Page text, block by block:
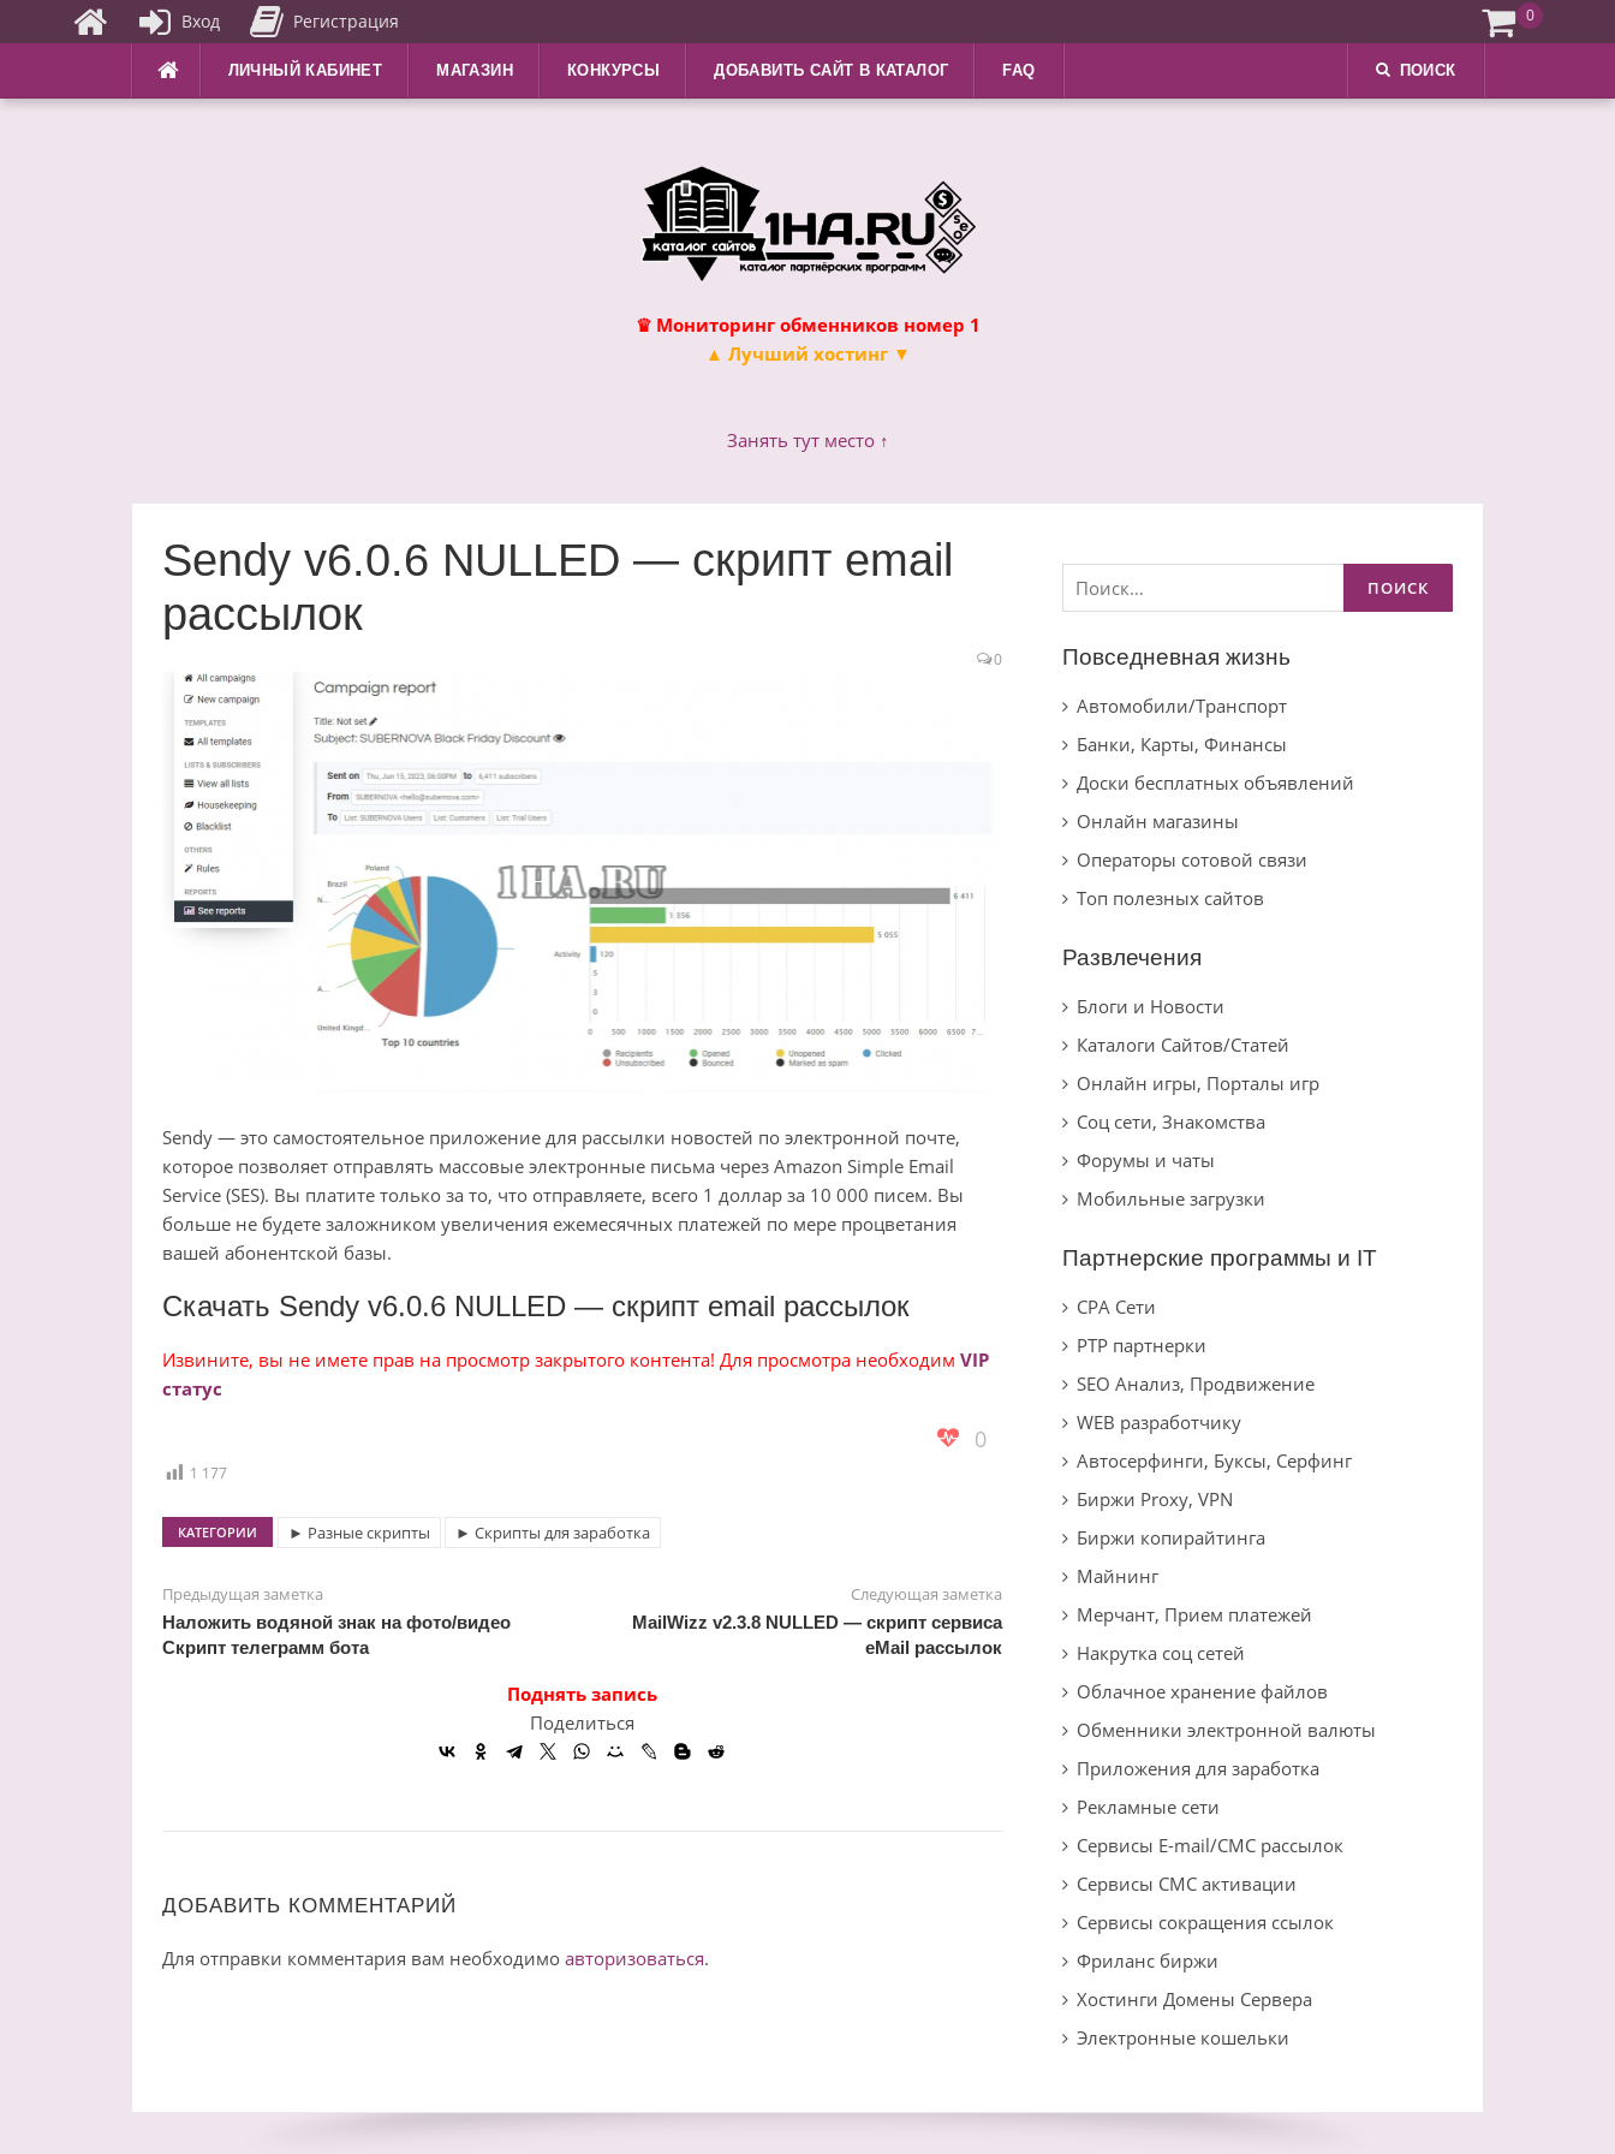
ЛИЧНЫЙ КАБИНЕТ МАГАЗИН КОНКУРСЫ ДОБАВИТЬ САЙТ В КАТАЛОГ FAQ ПОИСК
♛ Мониторинг обменников номер 1
▲ Лучший хостинг ▼
Занять тут место ↑
Sendy v6.0.6 NULLED — скрипт email
рассылок
0
Sendy — это самостоятельное приложение для рассылки новостей по электронной почте,
которое позволяет отправлять массовые электронные письма через Amazon Simple Email
Service (SES). Вы платите только за то, что отправляете, всего 1 доллар за 10 000 писем. Вы
больше не будете заложником увеличения ежемесячных платежей по мере процветания
вашей абонентской базы.
Скачать Sendy v6.0.6 NULLED — скрипт email рассылок
Извините, вы не имете прав на просмотр закрытого контента! Для просмотра необходим VIP
статус
0
1 177
КАТЕГОРИИ ► Разные скрипты ► Скрипты для заработка
Предыдущая заметка
Наложить водяной знак на фото/видео
Скрипт телеграмм бота
Следующая заметка
MailWizz v2.3.8 NULLED — скрипт сервиса
eMail рассылок
Поднять запись
Поделиться
ДОБАВИТЬ КОММЕНТАРИЙ
Для отправки комментария вам необходимо авторизоваться.
Найти:
Повседневная жизнь
Автомобили/Транспорт
Банки, Карты, Финансы
Доски бесплатных объявлений
Онлайн магазины
Операторы сотовой связи
Топ полезных сайтов
Развлечения
Блоги и Новости
Каталоги Сайтов/Статей
Онлайн игры, Порталы игр
Соц сети, Знакомства
Форумы и чаты
Мобильные загрузки
Партнерские программы и IT
CPA Сети
PTP партнерки
SEO Анализ, Продвижение
WEB разработчику
Автосерфинги, Буксы, Серфинг
Биржи Proxy, VPN
Биржи копирайтинга
Майнинг
Мерчант, Прием платежей
Накрутка соц сетей
Облачное хранение файлов
Обменники электронной валюты
Приложения для заработка
Рекламные сети
Сервисы E-mail/СМС рассылок
Сервисы СМС активации
Сервисы сокращения ссылок
Фриланс биржи
Хостинги Домены Сервера
Электронные кошельки
Вход Регистрация 0